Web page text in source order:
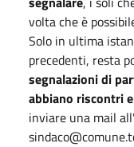
volta che è
Solo in ultima
precedenti, resta
segnalazioni di
abbiano riscontri
inviare una mail